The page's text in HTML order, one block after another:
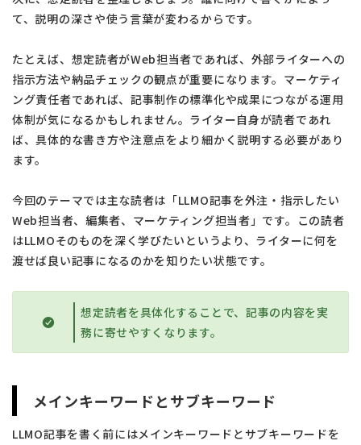
て、説明の深さや使う言葉が変わるからです。
たとえば、想定読者がWeb担当者であれば、外部ライターへの
指示方法や納品チェックの観点が重要になります。マーケティ
ング責任者であれば、記事制作の標準化や成果につながる運用
体制が気になるかもしれません。ライター自身が読者であれ
ば、具体的な書き方や注意点をより細かく説明する必要があり
ます。
今回のテーマでは主な読者は「LLMO記事を外注・指示したい
Web担当者、編集者、マーケティング担当者」です。この読者
はLLMOそのものを深く学びたいというより、ライターに何を
渡せば良い記事になるのかを知りたい状態です。
想定読者を具体化することで、記事の内容を実
務に寄せやすくなります。
メインキーワードとサブキーワード
LLMO記事を書く前にはメインキーワードとサブキーワードを